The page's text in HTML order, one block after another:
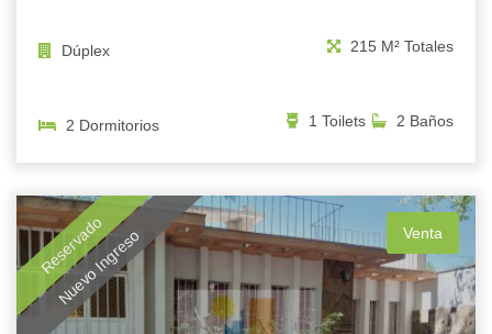
Dúplex 215 M² Totales
2 Dormitorios 2 Baños
1 Toilets
Reservado
Nuevo Ingreso Venta